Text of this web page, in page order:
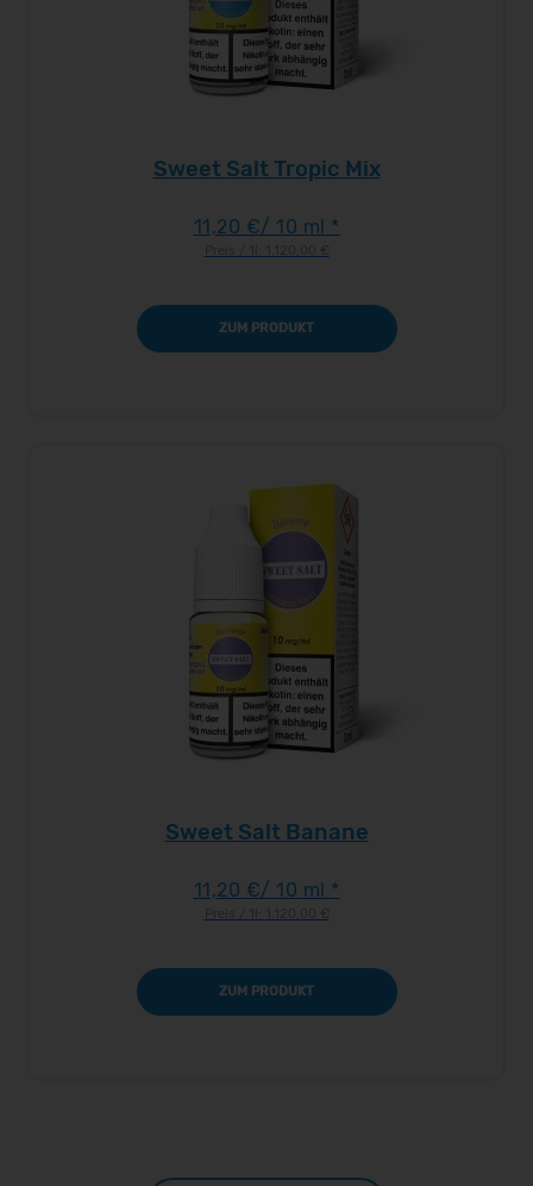
Sweet Salt Tropic Mix
11,20 €/ 10 ml *
ZUM PRODUKT
Sweet Salt Banane
11,20 €/ 10 ml *
ZUM PRODUKT